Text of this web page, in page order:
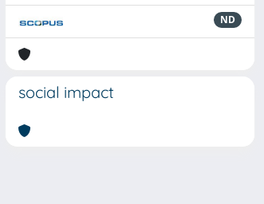
ND
social impact